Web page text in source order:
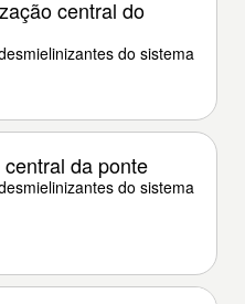
central do
do sistema
da ponte
do sistema